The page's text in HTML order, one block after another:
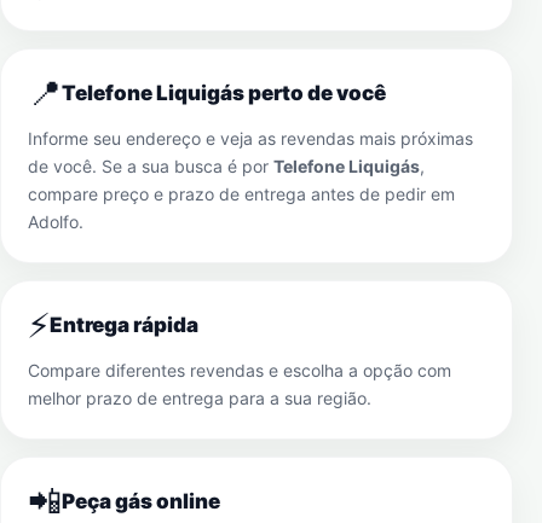
📍Telefone Liquigás perto de você
Informe seu endereço e veja as revendas mais próximas
de você. Se a sua busca é por Telefone Liquigás,
compare preço e prazo de entrega antes de pedir em
Adolfo.
⚡Entrega rápida
Compare diferentes revendas e escolha a opção com
melhor prazo de entrega para a sua região.
📲Peça gás online